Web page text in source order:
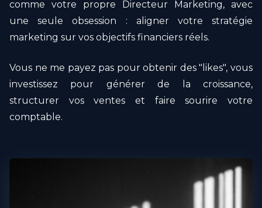
comme votre propre Directeur Marketing, avec
une seule obsession : aligner votre stratégie
marketing sur vos objectifs financiers réels.
Vous ne me payez pas pour obtenir des "likes", vous
investissez pour générer de la croissance,
structurer vos ventes et faire sourire votre
comptable.